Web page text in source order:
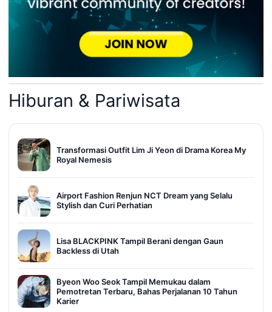
Hiburan & Pariwisata
Transformasi Outfit Lim Ji Yeon di Drama Korea My
Royal Nemesis
Airport Fashion Renjun NCT Dream yang Selalu
Stylish dan Curi Perhatian
Lisa BLACKPINK Tampil Berani dengan Gaun
Backless di Utah
Byeon Woo Seok Tampil Memukau dalam
Pemotretan Terbaru, Bahas Perjalanan 10 Tahun
Karier